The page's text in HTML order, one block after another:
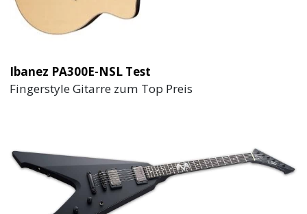
Ibanez PA300E-NSL Test
Fingerstyle Gitarre zum Top Preis